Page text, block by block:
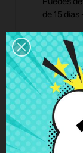
de 15